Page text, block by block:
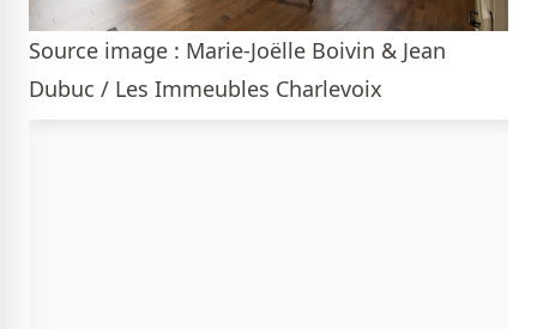
Source image : Marie-Joëlle Boivin & Jean
Dubuc / Les Immeubles Charlevoix